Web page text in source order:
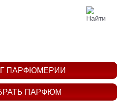
ПАРФЮМ
ПАРФЮМЕРИИ